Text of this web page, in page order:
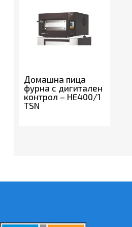
Домашна пица
фурна с дигитален
контрол – HE400/1
TSN